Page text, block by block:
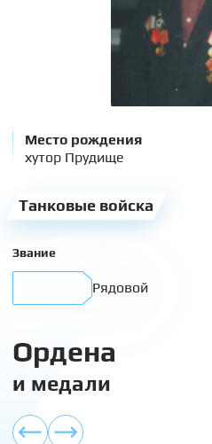
Место рождения
хутор Прудище
Танковые войска
Звание
Рядовой
Ордена
и медали